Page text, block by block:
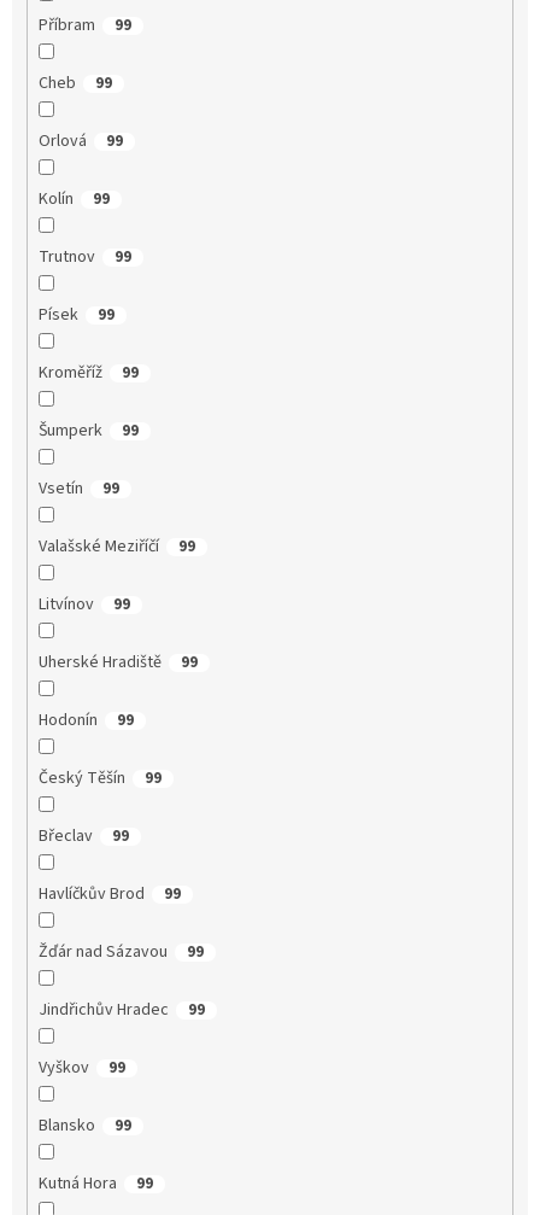
Příbram 99
Cheb 99
Orlová 99
Kolín 99
Trutnov 99
Písek 99
Kroměříž 99
Šumperk 99
Vsetín 99
Valašské Meziříčí 99
Litvínov 99
Uherské Hradiště 99
Hodonín 99
Český Těšín 99
Břeclav 99
Havlíčkův Brod 99
Žďár nad Sázavou 99
Jindřichův Hradec 99
Vyškov 99
Blansko 99
Kutná Hora 99